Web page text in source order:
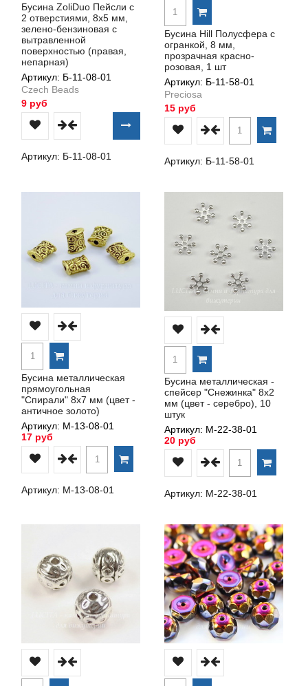
Бусина ZoliDuo Пейсли с
2 отверстиями, 8х5 мм,
зелено-бензиновая с
вытравленной
поверхностью (правая,
непарная)
Артикул: Б-11-08-01
Czech Beads
9 руб
Артикул: Б-11-08-01
Бусина Hill Полусфера с
огранкой, 8 мм,
прозрачная красно-
розовая, 1 шт
Артикул: Б-11-58-01
Preciosa
15 руб
Артикул: Б-11-58-01
Бусина металлическая
прямоугольная
"Спирали" 8х7 мм (цвет -
античное золото)
Артикул: М-13-08-01
17 руб
Артикул: М-13-08-01
Бусина металлическая -
спейсер "Снежинка" 8х2
мм (цвет - серебро), 10
штук
Артикул: М-22-38-01
20 руб
Артикул: М-22-38-01